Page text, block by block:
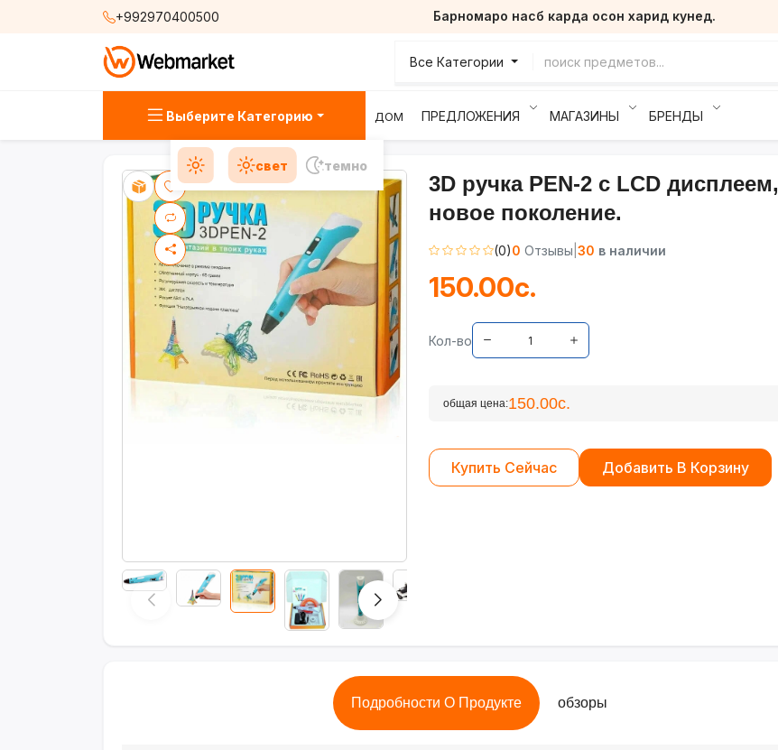
+992970400500 Барномаро насб карда осон харид кунед.
Все Категории
Выберите Категорию ДОМ ПРЕДЛОЖЕНИЯ МАГАЗИНЫ БРЕНДЫ
свет темно
3D ручка PEN-2 c LCD дисплеем,
новое поколение.
(0)0 Отзывы 30 в наличии
150.00с.
Кол-во
общая цена:150.00с.
Купить Сейчас Добавить В Корзину
Подробности О Продукте обзоры